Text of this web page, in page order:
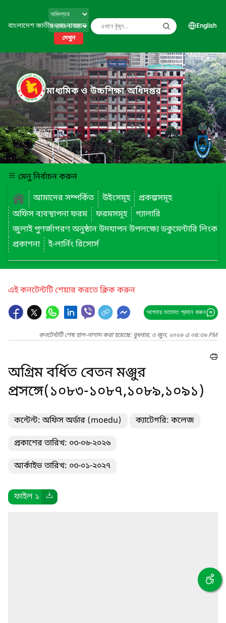
বাংলাদেশ জাতীয় তথ্য বাতায়ন
দেখুন
English
মাধ্যমিক ও উচ্চশিক্ষা অধিদপ্তর
মেনু নির্বাচন করুন
আমাদের সম্পর্কিত
উইংসমূহ
প্রকল্পসমূহ
অফিস ব্যবস্থাপনা ফরম
ফরমসমূহ
গ্যালারি
জুলাই পুণর্জাগরণ অনুষ্ঠান উদযাপন উপলক্ষ্যে ডকুমেন্টারি লিংক
প্রকাশনা
ই-লার্নিং রিসোর্স
এই কনটেন্টটি শেয়ার করতে ক্লিক করুন
আপনার মতামত প্রদান করুন
কনটেন্টটি শেষ হাল-নাগাদ করা হয়েছে: বুধবার, ৩ জুন, ২০২৬ এ ০৪:৩৬ PM
অগ্রিম বর্ধিত বেতন মঞ্জুর
প্রসঙ্গে(১০৮৩-১০৮৭,১০৮৯,১০৯১)
কন্টেন্ট: অফিস অর্ডার (moedu) ক্যাটেগরি: কলেজ
প্রকাশের তারিখ: ০৩-০৬-২০২৬
আর্কাইভ তারিখ: ০৩-০১-২০২৭
ফাইল ১